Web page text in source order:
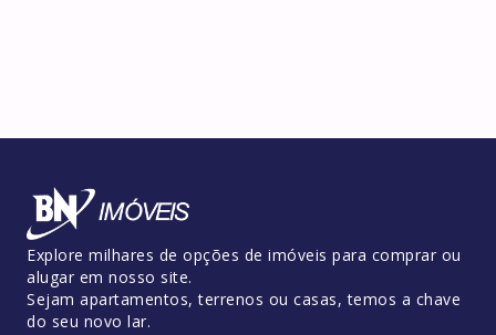
Explore milhares de opções de imóveis para comprar ou
alugar em nosso site.
Sejam apartamentos, terrenos ou casas, temos a chave
do seu novo lar.